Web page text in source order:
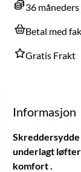
36
Betal med
Gratis Frakt
Informasjon
underlagt løfter
komfort .